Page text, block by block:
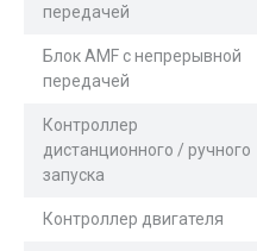
передачей
Блок AMF с непрерывной
передачей
Контроллер
дистанционного / ручного
запуска
Контроллер двигателя